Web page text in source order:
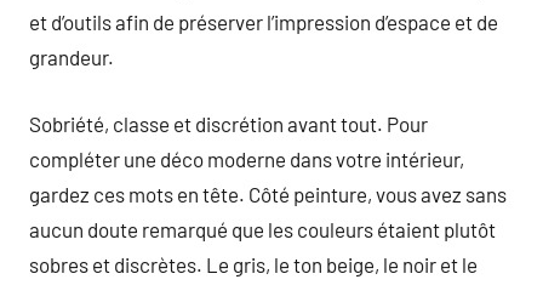
et d’outils afin de préserver l’impression d’espace et de
grandeur.
Sobriété, classe et discrétion avant tout. Pour
compléter une déco moderne dans votre intérieur,
gardez ces mots en tête. Côté peinture, vous avez sans
aucun doute remarqué que les couleurs étaient plutôt
sobres et discrètes. Le gris, le ton beige, le noir et le